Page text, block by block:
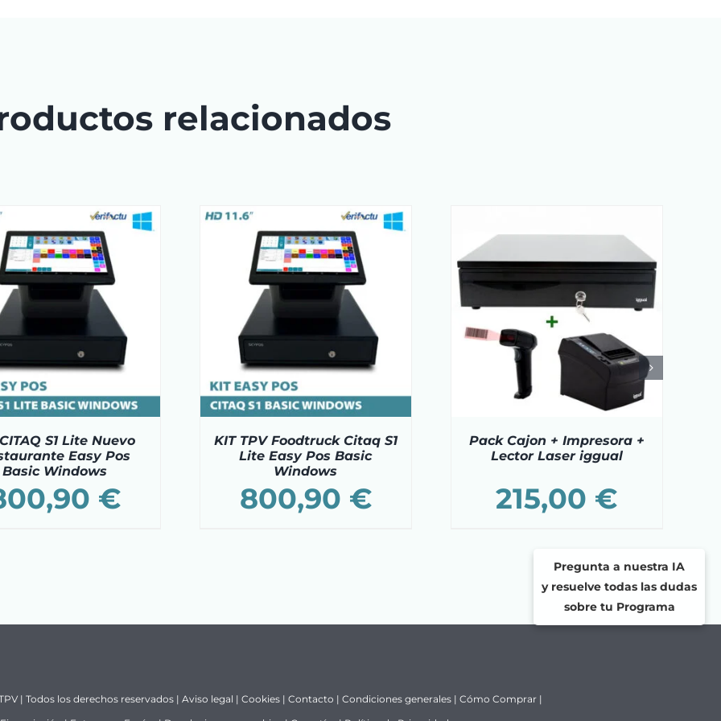
relacionados
S1 Lite Nuevo
Easy Pos
Basic Windows
€
AÑADIR AL CARRITO
DETAILS
KIT TPV Foodtruck Citaq S1
Lite Easy Pos Basic
Windows
800,90 €
AÑADIR AL CARRITO
DETAILS
Pack Cajon + Impresora +
Lector Laser iggual
215,00 €
AÑADIR AL CARRITO
DETAILS
| Todos los derechos reservados | Aviso legal | Cookies| Contacto | Condiciones generales| Cómo Comprar|
Pregunta a nuestra IA
y resuelve todas las dudas
sobre tu Programa